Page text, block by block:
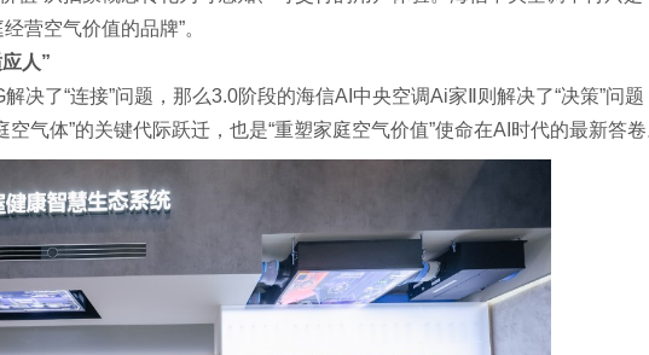
营空气价值的品牌”。
人”
决了“连接”问题，那么3.0阶段的海信AI中央空调Ai家Ⅱ则解决了“决策”问题
气体”的关键代际跃迁，也是“重塑家庭空气价值”使命在AI时代的最新答